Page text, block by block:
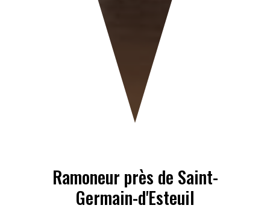
Ramoneur près de Saint-
Germain-d'Esteuil